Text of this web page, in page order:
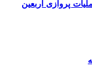
پروازی اربعین